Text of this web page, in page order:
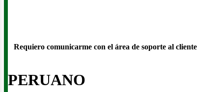
PERUANO
Requiero comunicarme con el área de soporte al cliente